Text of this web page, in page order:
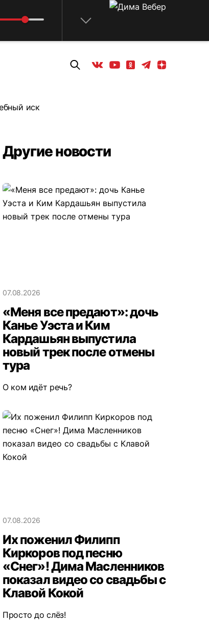
Вконтакте
YoutubeОдноклассники
ТелеграмЯндекс дзен
иск
Другие новости
07.08.2026
«Меня все предают»: дочь
Канье Уэста и Ким
Кардашьян выпустила
новый трек после отмены
тура
О ком идёт речь?
07.08.2026
Их поженил Филипп
Киркоров под песню
«Снег»! Дима Масленников
показал видео со свадьбы с
Клавой Кокой
Просто до слёз!